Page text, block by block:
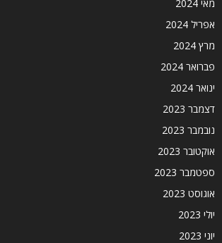
מאי 2024
אפריל 2024
מרץ 2024
פברואר 2024
ינואר 2024
דצמבר 2023
נובמבר 2023
אוקטובר 2023
ספטמבר 2023
אוגוסט 2023
יולי 2023
יוני 2023